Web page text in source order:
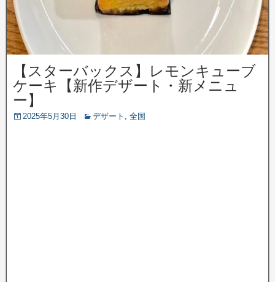
【スターバックス】レモンキューブ
ケーキ【新作デザート・新メニュ
ー】
2025年5月30日 デザート , 全国